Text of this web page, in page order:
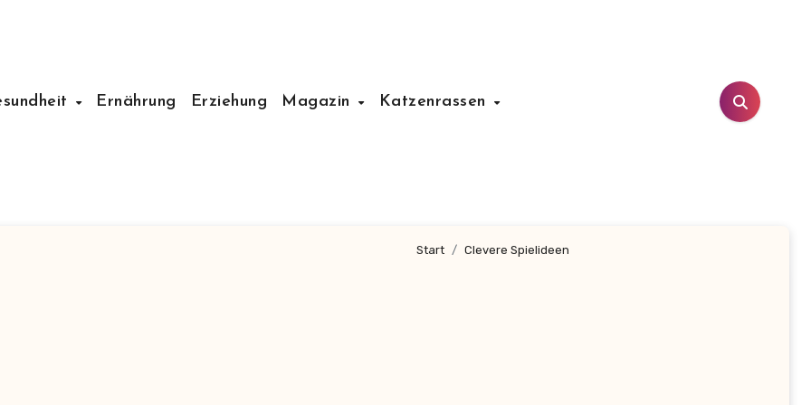
Ernährung Erziehung Magazin Katzenrassen
Start Clevere Spielideen